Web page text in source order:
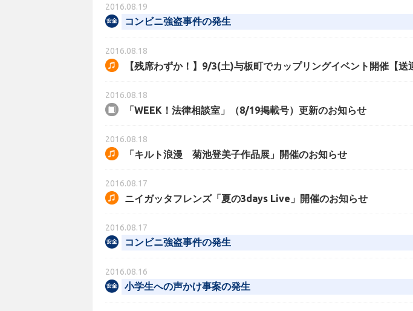
2016.08.19
コンビニ強盗事件の発生
2016.08.18
【残席わずか！】9/3(土)与板町でカップリングイベント開催【送
2016.08.18
「WEEK！法律相談室」（8/19掲載号）更新のお知らせ
2016.08.18
「キルト浪漫 菊池登美子作品展」開催のお知らせ
2016.08.17
ニイガッタフレンズ「夏の3days Live」開催のお知らせ
2016.08.17
コンビニ強盗事件の発生
2016.08.16
小学生への声かけ事案の発生